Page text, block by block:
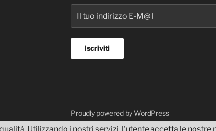
Proudly powered by WordPress
Utilizzando i nostri servizi, l'utente accetta le nostre